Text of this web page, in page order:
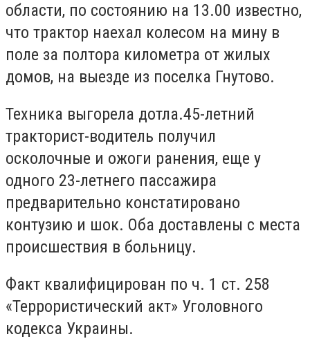
области, по состоянию на 13.00 известно,
что трактор наехал колесом на мину в
поле за полтора километра от жилых
домов, на выезде из поселка Гнутово.
Техника выгорела дотла.45-летний
тракторист-водитель получил
осколочные и ожоги ранения, еще у
одного 23-летнего пассажира
предварительно констатировано
контузию и шок. Оба доставлены с места
происшествия в больницу.
Факт квалифицирован по ч. 1 ст. 258
«Террористический акт» Уголовного
кодекса Украины.